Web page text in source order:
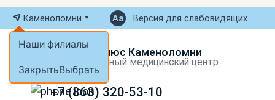
Каменоломни
Наши филиалы
ЗакрытьВыбрать
Версия для слабовидящих
МРТ Плюс Каменоломни
Экспертный медицинский центр
+7 (863) 320-53-10